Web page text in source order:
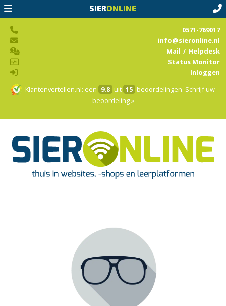
SIERONLINE
Klantenvertellen.nl: een 9.8 uit 15 beoordelingen. Schrijf uw
beoordeling »
0571-769017
info@sieronline.nl
Mail / Helpdesk
Status Monitor
Inloggen